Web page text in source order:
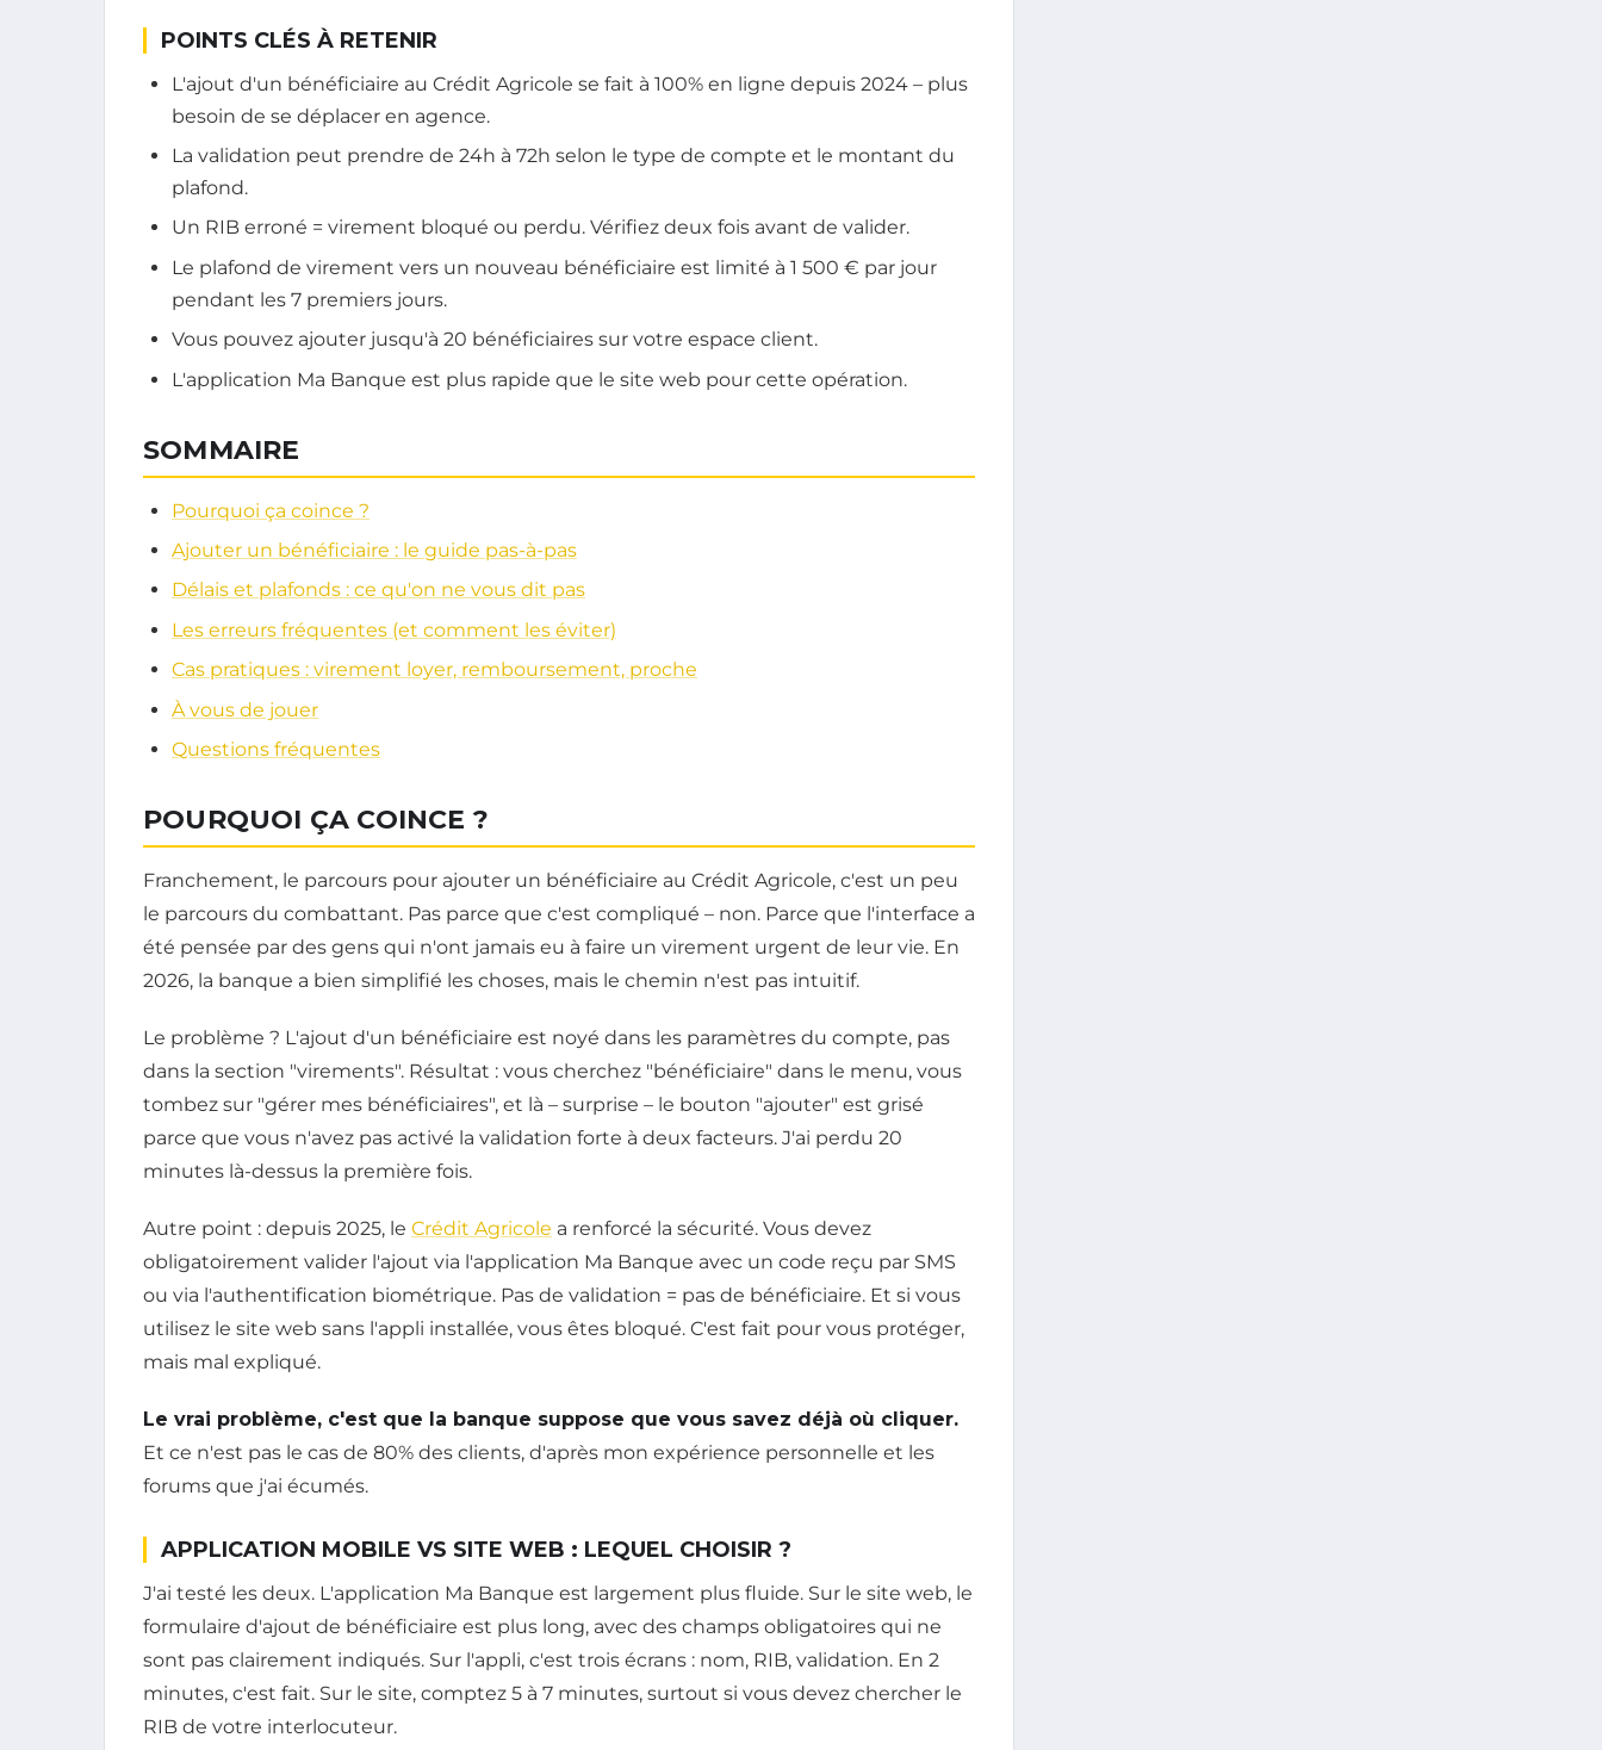
POINTS CLÉS À RETENIR
L'ajout d'un bénéficiaire au Crédit Agricole se fait à 100% en ligne depuis 2024 – plus
besoin de se déplacer en agence.
La validation peut prendre de 24h à 72h selon le type de compte et le montant du
plafond.
Un RIB erroné = virement bloqué ou perdu. Vérifiez deux fois avant de valider.
Le plafond de virement vers un nouveau bénéficiaire est limité à 1 500 € par jour
pendant les 7 premiers jours.
Vous pouvez ajouter jusqu'à 20 bénéficiaires sur votre espace client.
L'application Ma Banque est plus rapide que le site web pour cette opération.
SOMMAIRE
Pourquoi ça coince ?
Ajouter un bénéficiaire : le guide pas-à-pas
Délais et plafonds : ce qu'on ne vous dit pas
Les erreurs fréquentes (et comment les éviter)
Cas pratiques : virement loyer, remboursement, proche
À vous de jouer
Questions fréquentes
POURQUOI ÇA COINCE ?
Franchement, le parcours pour ajouter un bénéficiaire au Crédit Agricole, c'est un peu
le parcours du combattant. Pas parce que c'est compliqué – non. Parce que l'interface a
été pensée par des gens qui n'ont jamais eu à faire un virement urgent de leur vie. En
2026, la banque a bien simplifié les choses, mais le chemin n'est pas intuitif.
Le problème ? L'ajout d'un bénéficiaire est noyé dans les paramètres du compte, pas
dans la section "virements". Résultat : vous cherchez "bénéficiaire" dans le menu, vous
tombez sur "gérer mes bénéficiaires", et là – surprise – le bouton "ajouter" est grisé
parce que vous n'avez pas activé la validation forte à deux facteurs. J'ai perdu 20
minutes là-dessus la première fois.
Autre point : depuis 2025, le Crédit Agricole a renforcé la sécurité. Vous devez
obligatoirement valider l'ajout via l'application Ma Banque avec un code reçu par SMS
ou via l'authentification biométrique. Pas de validation = pas de bénéficiaire. Et si vous
utilisez le site web sans l'appli installée, vous êtes bloqué. C'est fait pour vous protéger,
mais mal expliqué.
Le vrai problème, c'est que la banque suppose que vous savez déjà où cliquer.
Et ce n'est pas le cas de 80% des clients, d'après mon expérience personnelle et les
forums que j'ai écumés.
APPLICATION MOBILE VS SITE WEB : LEQUEL CHOISIR ?
J'ai testé les deux. L'application Ma Banque est largement plus fluide. Sur le site web, le
formulaire d'ajout de bénéficiaire est plus long, avec des champs obligatoires qui ne
sont pas clairement indiqués. Sur l'appli, c'est trois écrans : nom, RIB, validation. En 2
minutes, c'est fait. Sur le site, comptez 5 à 7 minutes, surtout si vous devez chercher le
RIB de votre interlocuteur.